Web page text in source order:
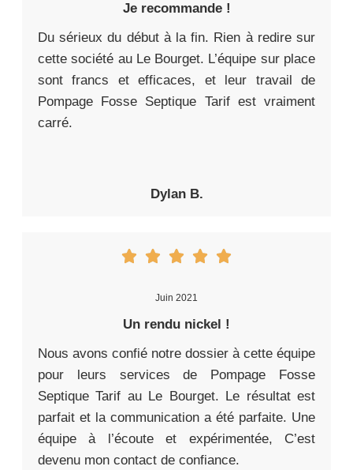
Je recommande !
Du sérieux du début à la fin. Rien à redire sur
cette société au Le Bourget. L’équipe sur place
sont francs et efficaces, et leur travail de
Pompage Fosse Septique Tarif est vraiment
carré.
Dylan B.
Juin 2021
Un rendu nickel !
Nous avons confié notre dossier à cette équipe
pour leurs services de Pompage Fosse
Septique Tarif au Le Bourget. Le résultat est
parfait et la communication a été parfaite. Une
équipe à l’écoute et expérimentée, C’est
devenu mon contact de confiance.